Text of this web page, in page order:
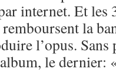
internet. Et les
la
l’opus.
le dernier: